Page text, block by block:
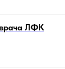
ЛФК